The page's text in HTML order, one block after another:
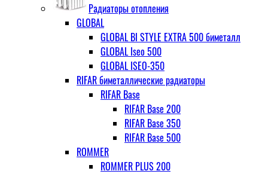
Радиаторы отопления
GLOBAL
GLOBAL BI STYLE EXTRA 500 биметалл
GLOBAL Iseo 500
GLOBAL ISEO-350
RIFAR биметаллические радиаторы
RIFAR Base
RIFAR Base 200
RIFAR Base 350
RIFAR Base 500
ROMMER
ROMMER PLUS 200